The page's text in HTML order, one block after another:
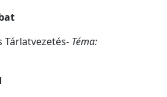
Tárlatvezetés- Téma: